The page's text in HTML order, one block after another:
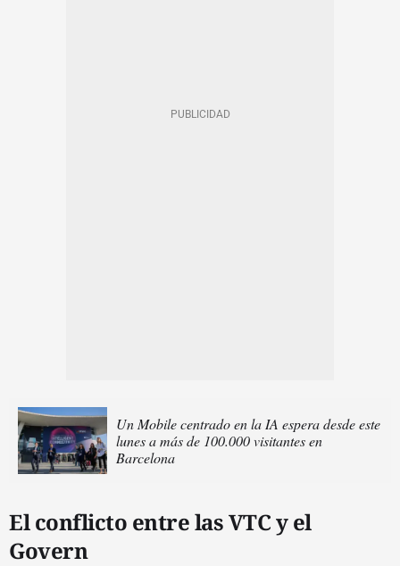
Un Mobile centrado en la IA espera desde este
lunes a más de 100.000 visitantes en
Barcelona
El conflicto entre las VTC y el
Govern